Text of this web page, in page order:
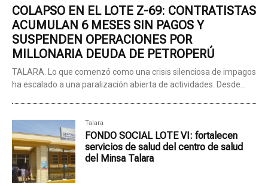
COLAPSO EN EL LOTE Z-69: CONTRATISTAS
ACUMULAN 6 MESES SIN PAGOS Y
SUSPENDEN OPERACIONES POR
MILLONARIA DEUDA DE PETROPERÚ
TALARA. Lo que comenzó como una crisis silenciosa de impagos
ha escalado a una paralización abierta de actividades. Desde...
Talara
FONDO SOCIAL LOTE VI: fortalecen
servicios de salud del centro de salud
del Minsa Talara